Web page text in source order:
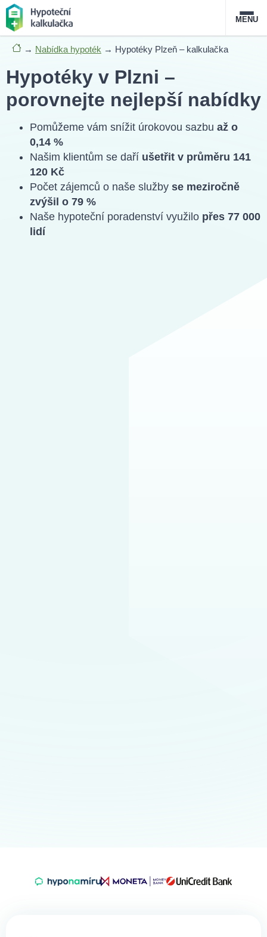
Nabídka hypoték
Magazín
Průvodce hypotékami
O služběFAQSlovník pojmů
MENU
→ Nabídka hypoték → Hypotéky Plzeň – kalkulačka
Hypotéky v Plzni –
porovnejte nejlepší nabídky
Pomůžeme vám snížit úrokovou sazbu až o
0,14 %
Našim klientům se daří ušetřit v průměru 141
120 Kč
Počet zájemců o naše služby se meziročně
zvýšil o 79 %
Naše hypoteční poradenství využilo přes 77 000
lidí